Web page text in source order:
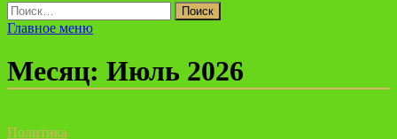
Найти:
Главное меню
Месяц: Июль 2026
Политика